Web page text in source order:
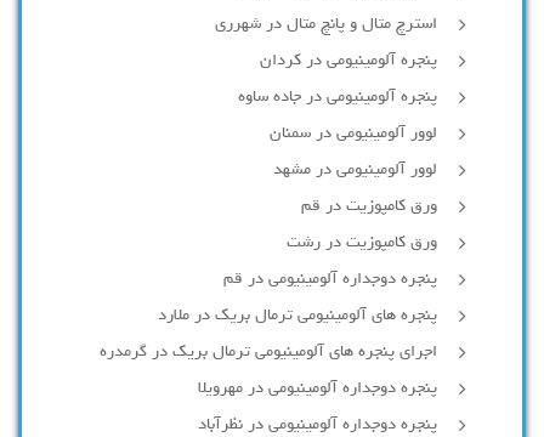
استرچ متال و پانچ متال در شهرری
پنجره آلومینیومی در کردان
پنجره آلومینیومی در جاده ساوه
لوور آلومینیومی در سمنان
لوور آلومینیومی در مشهد
ورق کامپوزیت در قم
ورق کامپوزیت در رشت
پنجره دوجداره آلومينيومی در قم
پنجره های آلومینیومی ترمال بریک در ملارد
اجرای پنجره های آلومینیومی ترمال بریک در گرمدره
پنجره دوجداره آلومینیومی در مهرویلا
پنجره دوجداره آلومینیومی در نظرآباد